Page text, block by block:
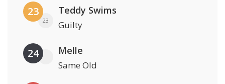
23
23
Teddy Swims
Guilty
24 Melle
Same Old